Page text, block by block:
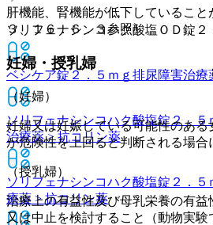
ソリフェナシンコハク酸塩ＯＤ錠２
ベシケア錠２．５ｍｇ 排尿障害治療
ソリフェナシンコハク酸塩錠２．５
治療薬 > 抗コリン薬
ソリフェナシンコハク酸塩錠２．５
療薬 > 抗コリン薬
肝機能、腎機能が低下していること
３、１６．６．３参照〕。
妊婦・授乳婦
（妊婦）
妊婦又は妊娠している可能性のあ
が危険性を上回ると判断される場合
（授乳婦）
治療上の有益性及び母乳栄養の有
又は中止を検討すること（動物実